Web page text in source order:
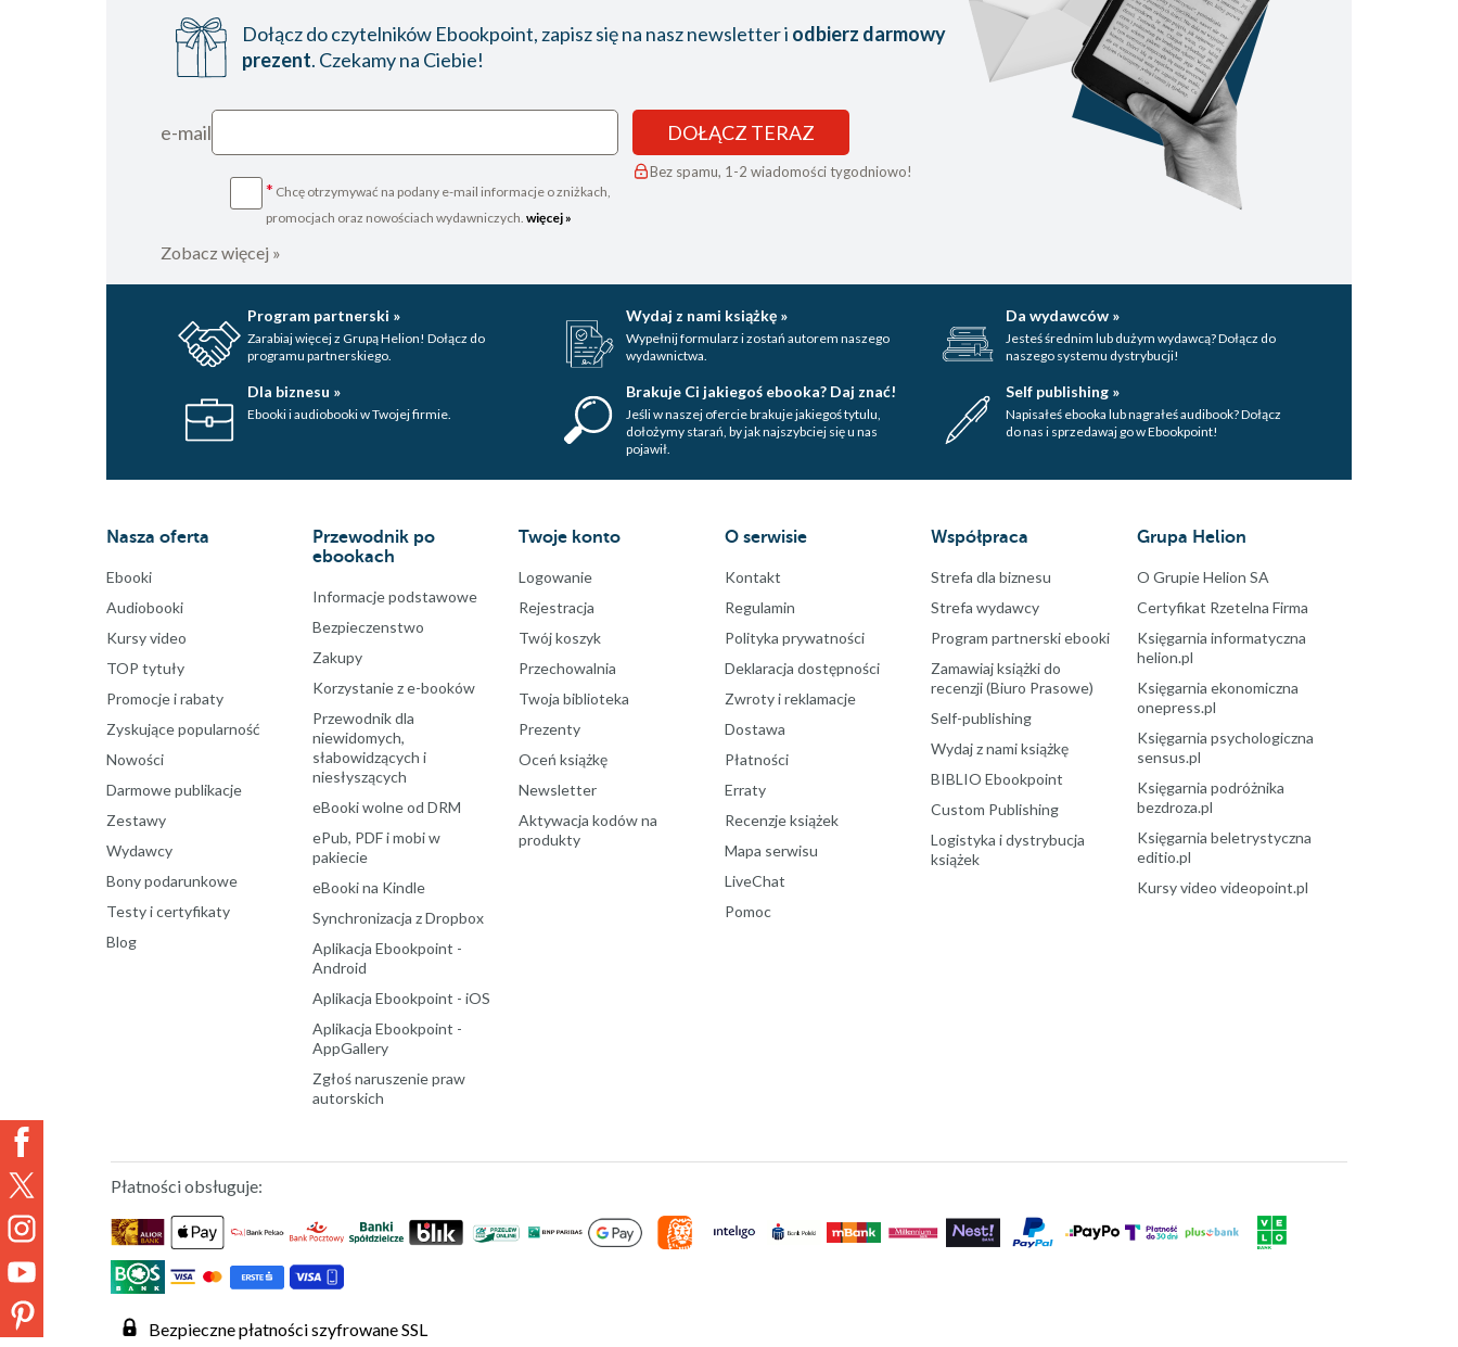
Dołącz do czytelników Ebookpoint, zapisz się na nasz newsletter i odbierz darmowy
prezent. Czekamy na Ciebie!
e-mail
* Chcę otrzymywać na podany e-mail informacje o zniżkach,
promocjach oraz nowościach wydawniczych. więcej »
DOŁĄCZ TERAZ
Bez spamu, 1-2 wiadomości tygodniowo!
Zobacz więcej »
Program partnerski »
Zarabiaj więcej z Grupą Helion! Dołącz do
programu partnerskiego.
Wydaj z nami książkę »
Wypełnij formularz i zostań autorem naszego
wydawnictwa.
Da wydawców »
Jesteś średnim lub dużym wydawcą? Dołącz do
naszego systemu dystrybucji!
Dla biznesu »
Ebooki i audiobooki w Twojej firmie.
Brakuje Ci jakiegoś ebooka? Daj znać!
Jeśli w naszej ofercie brakuje jakiegoś tytulu,
dołożymy starań, by jak najszybciej się u nas
pojawił.
Self publishing »
Napisałeś ebooka lub nagrałeś audibook? Dołącz
do nas i sprzedawaj go w Ebookpoint!
Nasza oferta
Ebooki
Audiobooki
Kursy video
TOP tytuły
Promocje i rabaty
Zyskujące popularność
Nowości
Darmowe publikacje
Zestawy
Wydawcy
Bony podarunkowe
Testy i certyfikaty
Blog
Przewodnik po
ebookach
Informacje podstawowe
Bezpieczenstwo
Zakupy
Korzystanie z e-booków
Przewodnik dla
niewidomych,
słabowidzących i
niesłyszących
eBooki wolne od DRM
ePub, PDF i mobi w
pakiecie
eBooki na Kindle
Synchronizacja z Dropbox
Aplikacja Ebookpoint -
Android
Aplikacja Ebookpoint - iOS
Aplikacja Ebookpoint -
AppGallery
Zgłoś naruszenie praw
autorskich
Twoje konto
Logowanie
Rejestracja
Twój koszyk
Przechowalnia
Twoja biblioteka
Prezenty
Oceń książkę
Newsletter
Aktywacja kodów na
produkty
O serwisie
Kontakt
Regulamin
Polityka prywatności
Deklaracja dostępności
Zwroty i reklamacje
Dostawa
Płatności
Erraty
Recenzje książek
Mapa serwisu
LiveChat
Pomoc
Współpraca
Strefa dla biznesu
Strefa wydawcy
Program partnerski ebooki
Zamawiaj książki do
recenzji (Biuro Prasowe)
Self-publishing
Wydaj z nami książkę
BIBLIO Ebookpoint
Custom Publishing
Logistyka i dystrybucja
książek
Grupa Helion
O Grupie Helion SA
Certyfikat Rzetelna Firma
Księgarnia informatyczna
helion.pl
Księgarnia ekonomiczna
onepress.pl
Księgarnia psychologiczna
sensus.pl
Księgarnia podróżnika
bezdroza.pl
Księgarnia beletrystyczna
editio.pl
Kursy video videopoint.pl
Płatności obsługuje:
Bezpieczne płatności szyfrowane SSL